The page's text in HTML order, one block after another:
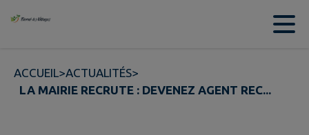
Contenu
ACCUEIL>ACTUALITÉS>
LA MAIRIE RECRUTE : DEVENEZ AGENT REC...